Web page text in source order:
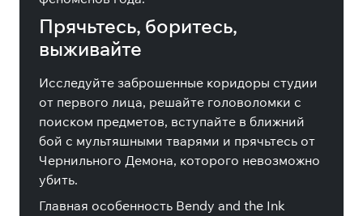
Прячьтесь, боритесь,
выживайте
Исследуйте заброшенные коридоры студии
от первого лица, решайте головоломки с
поиском предметов, вступайте в ближний
бой с мультяшными тварями и прячьтесь от
Чернильного Демона, которого невозможно
убить.
Главная особенность Bendy and the Ink